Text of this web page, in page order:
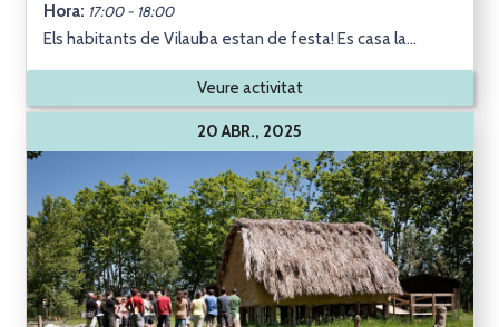
Hora: 17:00 - 18:00
Els habitants de Vilauba estan de festa! Es casa la...
Veure activitat
20 ABR., 2025